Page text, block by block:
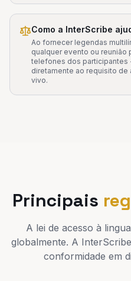
Como a InterScribe
Ao fornecer legendas
qualquer evento ou reunião
telefones dos participantes
diretamente ao requisito de
vivo.
Principais
A lei de acesso à
globalmente. A
conformidade em